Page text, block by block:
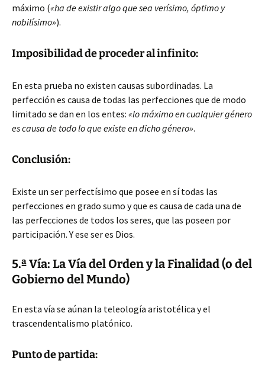
máximo («ha de existir algo que sea verísimo, óptimo y
nobilísimo»).
Imposibilidad de proceder al infinito:
En esta prueba no existen causas subordinadas. La
perfección es causa de todas las perfecciones que de modo
limitado se dan en los entes: «lo máximo en cualquier género
es causa de todo lo que existe en dicho género».
Conclusión:
Existe un ser perfectísimo que posee en sí todas las
perfecciones en grado sumo y que es causa de cada una de
las perfecciones de todos los seres, que las poseen por
participación. Y ese ser es Dios.
5.ª Vía: La Vía del Orden y la Finalidad (o del
Gobierno del Mundo)
En esta vía se aúnan la teleología aristotélica y el
trascendentalismo platónico.
Punto de partida: